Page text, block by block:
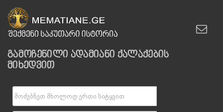
გამოჩენილი ადამიანი ქალაქების
მიხედვით